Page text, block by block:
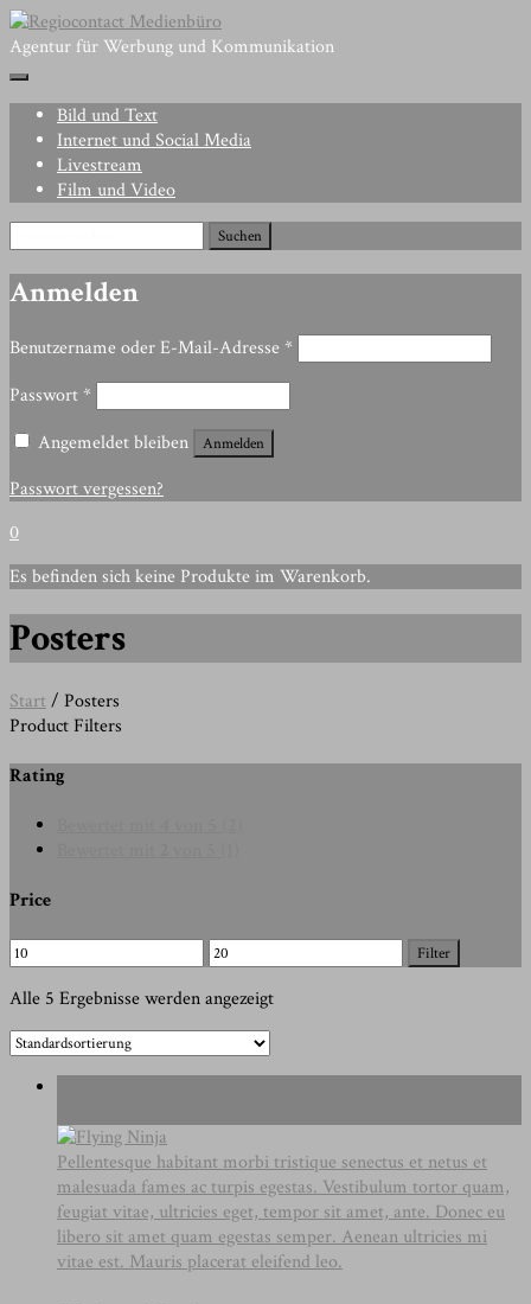
Skip
to
content
Agentur für Werbung und Kommunikation
Bild und Text
Internet und Social Media
Livestream
Film und Video
nach:
Suchen
Anmelden
Benutzername oder E-Mail-Adresse *
Passwort *
Angemeldet bleiben
Anmelden
Passwort vergessen?
0
Es befinden sich keine Produkte im Warenkorb.
Posters
Start / Posters
Product Filters
Rating
Price
Min.
Preis
Max.
Preis
Filter
Alle 5 Ergebnisse werden angezeigt
Pellentesque habitant morbi tristique senectus et netus et
malesuada fames ac turpis egestas. Vestibulum tortor quam,
feugiat vitae, ultricies eget, tempor sit amet, ante. Donec eu
libero sit amet quam egestas semper. Aenean ultricies mi
vitae est. Mauris placerat eleifend leo.